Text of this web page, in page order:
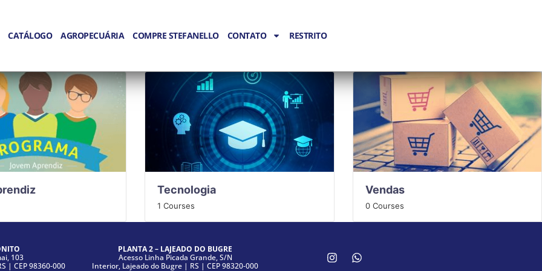
CATÁLOGO AGROPECUÁRIA COMPRE STEFANELLO CONTATO RESTRITO
Tecnologia
1 Courses
Vendas
0 Courses
103
| CEP 98360-000
PLANTA 2 – LAJEADO DO BUGRE
Acesso Linha Picada Grande, S/N
Interior, Lajeado do Bugre | RS | CEP 98320-000